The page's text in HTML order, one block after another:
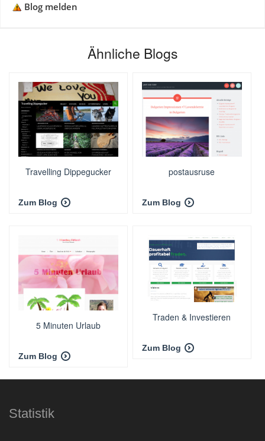
Blog melden
Ähnliche Blogs
Travelling Dippegucker
Zum Blog
postausruse
Zum Blog
5 Minuten Urlaub
Zum Blog
Traden & Investieren
Zum Blog
Statistik